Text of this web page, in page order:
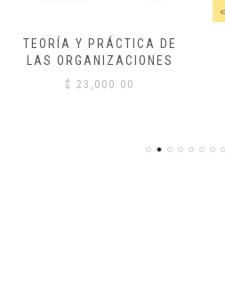
TEORÍA Y PRÁCTICA DE
LAS ORGANIZACIONES
$ 23,000.00